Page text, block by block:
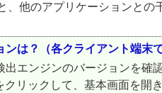
他のアプリケーションと
は？（各クライアント端末
エンジンのバージョンを確
リックして、基本画面を開